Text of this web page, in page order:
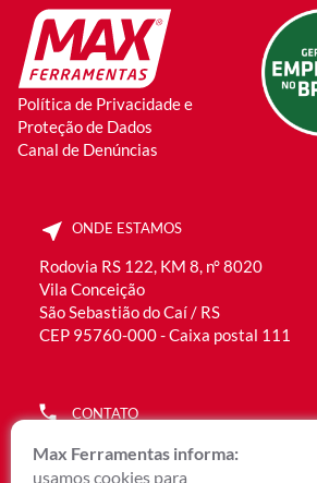
Política de Privacidade e
Proteção de Dados
Canal de Denúncias
ONDE ESTAMOS
Rodovia RS 122, KM 8, n° 8020
Vila Conceição
São Sebastião do Caí / RS
CEP 95760-000 - Caixa postal 111
CONTATO
(51) 3536.2300
0800 051 6192
Max Ferramentas informa:
usamos cookies para